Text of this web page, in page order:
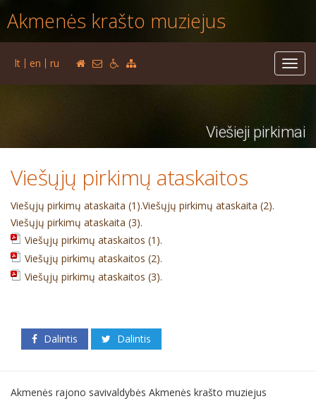
Akmenės krašto muziejus
lt en ru
Viešieji pirkimai
Viešųjų pirkimų ataskaitos
Viešųjų pirkimų ataskaita (1).Viešųjų pirkimų ataskaita (2).
Viešųjų pirkimų ataskaita (3).
Viešųjų pirkimų ataskaitos (1).
Viešųjų pirkimų ataskaitos (2).
Viešųjų pirkimų ataskaitos (3).
Dalintis Dalintis
Akmenės rajono savivaldybės Akmenės krašto muziejus